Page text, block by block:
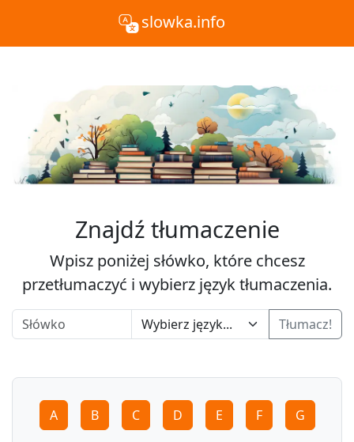
slowka.info
Znajdź tłumaczenie
Wpisz poniżej słówko, które chcesz
przetłumaczyć i wybierz język tłumaczenia.
Tłumacz!
A B C D E F G